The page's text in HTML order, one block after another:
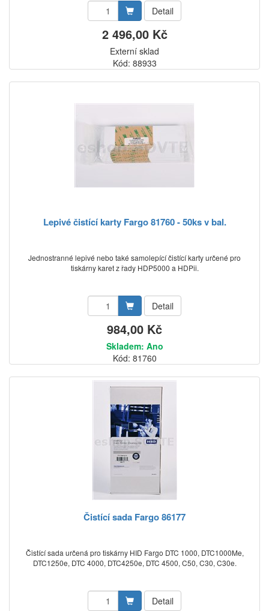
Detail
2 496,00 Kč
Externí sklad
Kód: 88933
Lepivé čistící karty Fargo 81760 - 50ks v bal.
Jednostranné lepivé nebo také samolepící čistící karty určené pro
tiskárny karet z řady HDP5000 a HDPii.
Detail
984,00 Kč
Skladem: Ano
Kód: 81760
Čistící sada Fargo 86177
Čistící sada určená pro tiskárny HID Fargo DTC 1000, DTC1000Me,
DTC1250e, DTC 4000, DTC4250e, DTC 4500, C50, C30, C30e.
Detail